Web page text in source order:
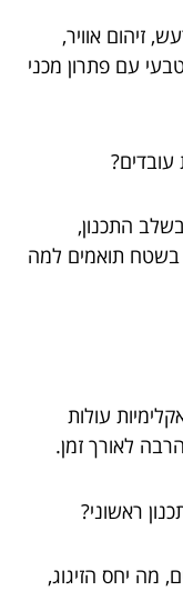
זיהום אוויר,
עם פתרון מכני
התכנון,
בשטח תואמים למה
עולות
לאורך זמן.
ראשוני?
מה יחס הזיגוג,